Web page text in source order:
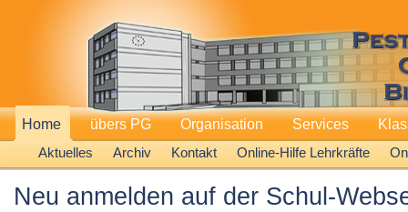
Home
Aktuelles
Archiv Kontakt Online-Hilfe Lehrkräfte
übers PG Organisation Services
Neu anmelden auf der Schul-